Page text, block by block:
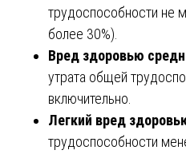
трудоспособности не
более 30%).
Вред здоровью
утрата общей
включительно.
Легкий вред
трудоспособности